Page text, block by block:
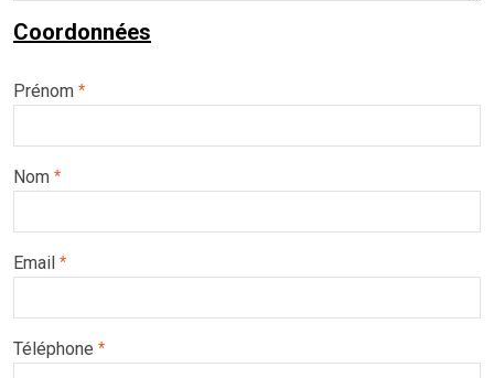
Coordonnées
Prénom *
Nom *
Email *
Téléphone *